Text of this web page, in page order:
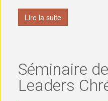
Lire la suite
Séminaire
Leaders